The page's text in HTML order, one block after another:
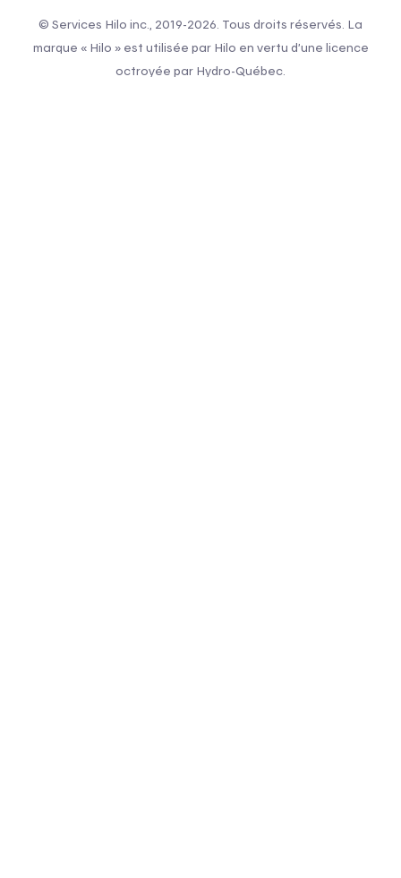
© Services Hilo inc., 2019-2026. Tous droits réservés. La
marque « Hilo » est utilisée par Hilo en vertu d’une licence
octroyée par Hydro-Québec.